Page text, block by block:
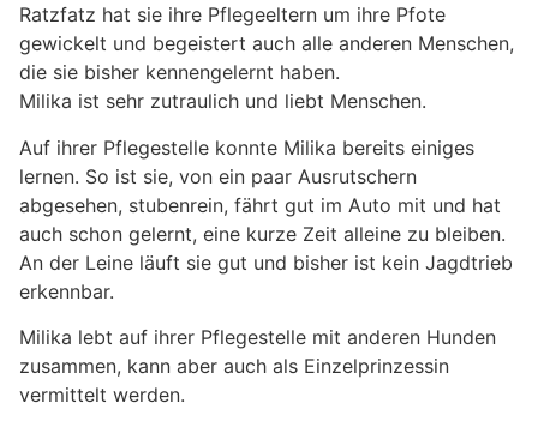
Ratzfatz hat sie ihre Pflegeeltern um ihre Pfote
gewickelt und begeistert auch alle anderen Menschen,
die sie bisher kennengelernt haben.
Milika ist sehr zutraulich und liebt Menschen.
Auf ihrer Pflegestelle konnte Milika bereits einiges
lernen. So ist sie, von ein paar Ausrutschern
abgesehen, stubenrein, fährt gut im Auto mit und hat
auch schon gelernt, eine kurze Zeit alleine zu bleiben.
An der Leine läuft sie gut und bisher ist kein Jagdtrieb
erkennbar.
Milika lebt auf ihrer Pflegestelle mit anderen Hunden
zusammen, kann aber auch als Einzelprinzessin
vermittelt werden.